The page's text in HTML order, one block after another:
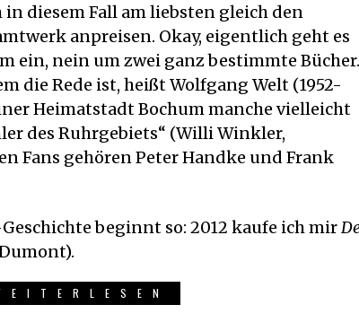
diesem Fall am liebsten gleich den
anpreisen. Okay, eigentlich geht es
ein, nein um zwei ganz bestimmte Bücher.
die Rede ist, heißt Wolfgang Welt (1952-
Heimatstadt Bochum manche vielleicht
des Ruhrgebiets“ (Willi Winkler,
Fans gehören Peter Handke und Frank
beginnt so: 2012 kaufe ich mir